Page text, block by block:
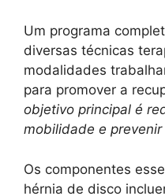
Um programa
diversas técnicas
modalidades
para promover a
objetivo principal é
mobilidade e prevenir
Os componentes
hérnia de disco